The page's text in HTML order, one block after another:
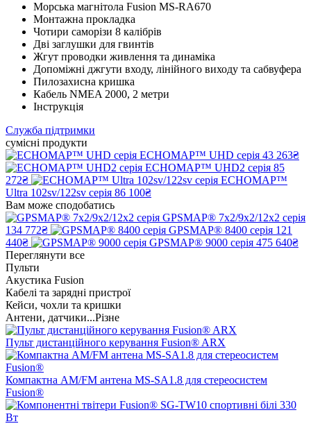
Морська магнітола Fusion MS-RA670
Монтажна прокладка
Чотири саморізи 8 калібрів
Дві заглушки для гвинтів
Жгут проводки живлення та динаміка
Допоміжні джгути входу, лінійного виходу та сабвуфера
Пилозахисна кришка
Кабель NMEA 2000, 2 метри
Інструкція
Служба підтримки
сумісні продукти
ECHOMAP™ UHD серія 43 263₴
ECHOMAP™ UHD2 серія 85
272₴
ECHOMAP™
Ultra 102sv/122sv серія 86 100₴
Вам може сподобатись
GPSMAP® 7x2/9x2/12x2 серія
134 772₴
GPSMAP® 8400 серія 121
440₴
GPSMAP® 9000 серія 475 640₴
Переглянути все
Пульти
Акустика Fusion
Кабелі та зарядні пристрої
Кейси, чохли та кришки
Антени, датчики...Різне
Пульт дистанційного керування Fusion® ARX
Компактна AM/FM антена MS-SA1.8 для стереосистем
Fusion®